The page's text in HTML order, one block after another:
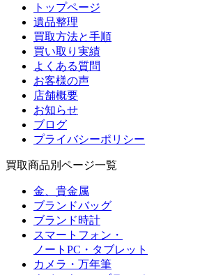
トップページ
遺品整理
買取方法と手順
買い取り実績
よくある質問
お客様の声
店舗概要
お知らせ
ブログ
プライバシーポリシー
買取商品別ページ一覧
金、貴金属
ブランドバッグ
ブランド時計
スマートフォン・
ノートPC・タブレット
カメラ・万年筆